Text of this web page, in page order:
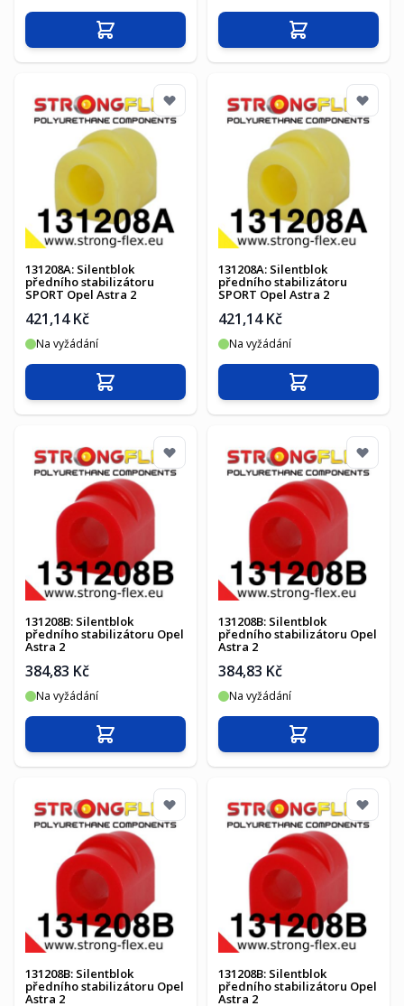
Přidat do košíku Přidat do košíku
131208A: Silentblok
předního stabilizátoru
SPORT Opel Astra 2
421,14 Kč
Na vyžádání
Přidat do košíku
131208A: Silentblok
předního stabilizátoru
SPORT Opel Astra 2
421,14 Kč
Na vyžádání
Přidat do košíku
131208B: Silentblok
předního stabilizátoru Opel
Astra 2
384,83 Kč
Na vyžádání
Přidat do košíku
131208B: Silentblok
předního stabilizátoru Opel
Astra 2
384,83 Kč
Na vyžádání
Přidat do košíku
131208B: Silentblok
předního stabilizátoru Opel
Astra 2
131208B: Silentblok
předního stabilizátoru Opel
Astra 2